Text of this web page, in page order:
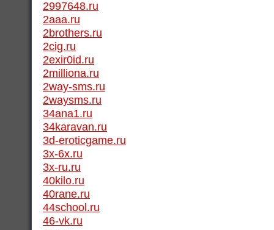
2997648.ru
2aaa.ru
2brothers.ru
2cig.ru
2exir0id.ru
2milliona.ru
2way-sms.ru
2waysms.ru
34ana1.ru
34karavan.ru
3d-eroticgame.ru
3x-6x.ru
3x-ru.ru
40kilo.ru
40rane.ru
44school.ru
46-vk.ru